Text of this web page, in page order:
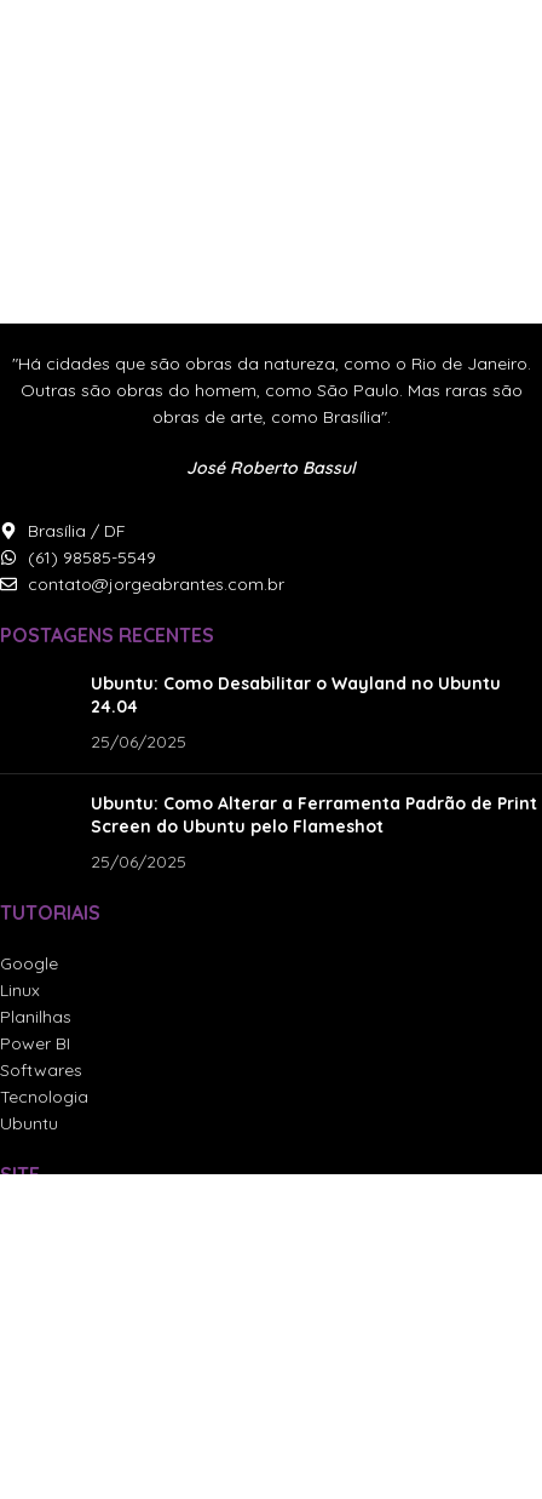
"Há cidades que são obras da natureza, como o Rio de Janeiro.
Outras são obras do homem, como São Paulo. Mas raras são
obras de arte, como Brasília".
José Roberto Bassul
Brasília / DF
(61) 98585-5549
contato@jorgeabrantes.com.br
POSTAGENS RECENTES
Ubuntu: Como Desabilitar o Wayland no Ubuntu
24.04
25/06/2025
Ubuntu: Como Alterar a Ferramenta Padrão de Print
Screen do Ubuntu pelo Flameshot
25/06/2025
TUTORIAIS
Google
Linux
Planilhas
Power BI
Softwares
Tecnologia
Ubuntu
SITE